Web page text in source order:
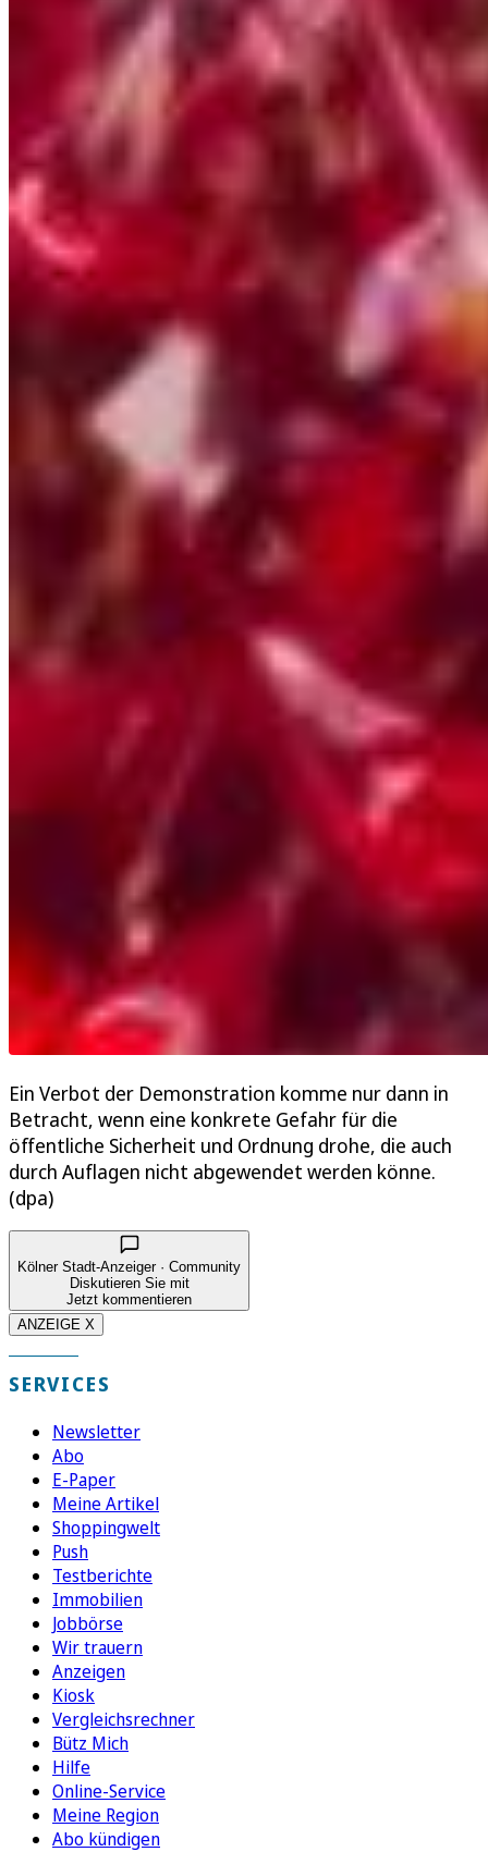
Ein Verbot der Demonstration komme nur dann in
Betracht, wenn eine konkrete Gefahr für die
öffentliche Sicherheit und Ordnung drohe, die auch
durch Auflagen nicht abgewendet werden könne.
(dpa)
Kölner Stadt-Anzeiger · Community
Diskutieren Sie mit
Jetzt kommentieren
ANZEIGE X
SERVICES
Newsletter
Abo
E-Paper
Meine Artikel
Shoppingwelt
Push
Testberichte
Immobilien
Jobbörse
Wir trauern
Anzeigen
Kiosk
Vergleichsrechner
Bütz Mich
Hilfe
Online-Service
Meine Region
Abo kündigen